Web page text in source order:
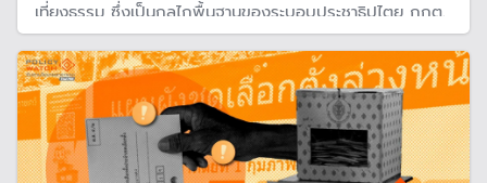
เที่ยงธรรม ซึ่งเป็นกลไกพื้นฐานของระบอบประชาธิปไตย กกต.
จึงเป็นอีกผู้เล่นสำคัญของระบอบการปกครองนี้